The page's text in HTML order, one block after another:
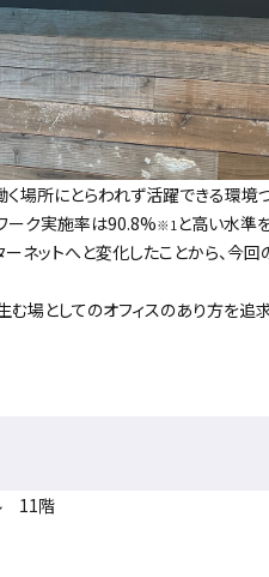
場所にとらわれず活躍できる環境
ーク実施率は90.8%※1 と高い水準
ネットへと変化したことから、今回
場としてのオフィスのあり方を追
11階